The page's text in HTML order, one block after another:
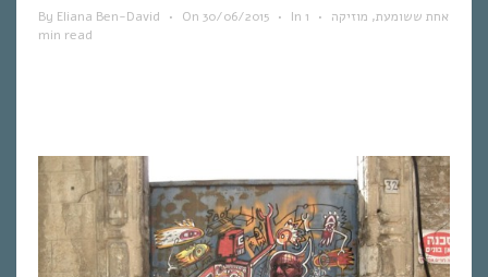
By Eliana Ben-David • On 30/06/2015 • In אחת ששומעת, מוזיקה •
1
min read